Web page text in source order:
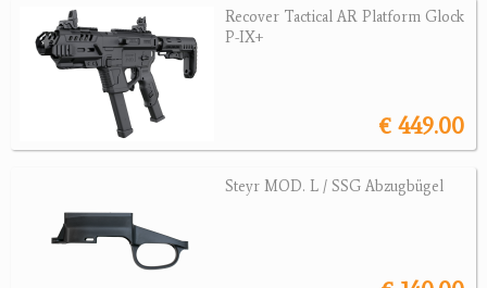
Holster, Futterale
Magazine
Montagen, Ersatzteile
Lederartikel
Jagdangebote
Recover Tactical AR Platform Glock
P-IX+
€ 449.00
Steyr MOD. L / SSG Abzugbügel